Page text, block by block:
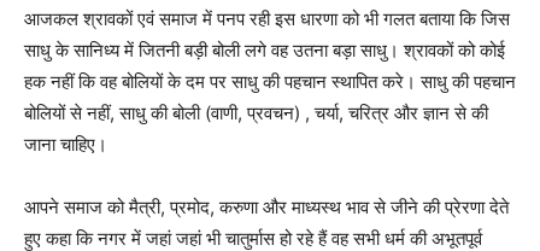
आजकल श्रावकों एवं समाज में पनप रही इस धारणा को भी गलत बताया कि जिस
साधु के सानिध्य में जितनी बड़ी बोली लगे वह उतना बड़ा साधु। श्रावकों को कोई
हक नहीं कि वह बोलियों के दम पर साधु की पहचान स्थापित करे। साधु की पहचान
बोलियों से नहीं, साधु की बोली (वाणी, प्रवचन) , चर्या, चरित्र और ज्ञान से की
जाना चाहिए।
आपने समाज को मैत्री, प्रमोद, करुणा और माध्यस्थ भाव से जीने की प्रेरणा देते
हुए कहा कि नगर में जहां जहां भी चातुर्मास हो रहे हैं वह सभी धर्म की अभूतपूर्व